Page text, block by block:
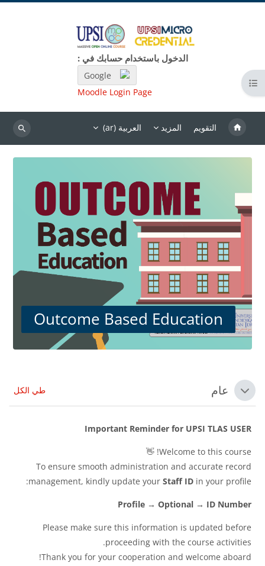
الدخول باستخدام حسابك في :
Google
Moodle Login Page
التقويم المزيد العربية ‎(ar)‎
بحث
فتح فهرس المقرر
Outcome Based Education
الكتل
الخطوط العريضة للقسم
طي عام طي الكل
Important Reminder for UPSI TLAS USER
Welcome to this course! 👋
To ensure smooth administration and accurate record
management, kindly update your Staff ID in your profile:
Profile → Optional → ID Number
Please make sure this information is updated before
proceeding with the course activities.
Thank you for your cooperation and welcome aboard!